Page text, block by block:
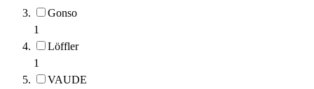
Gonso
1
Löffler
1
VAUDE